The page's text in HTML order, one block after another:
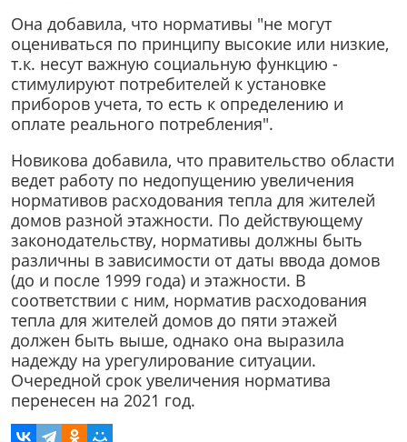
Она добавила, что нормативы "не могут
оцениваться по принципу высокие или низкие,
т.к. несут важную социальную функцию -
стимулируют потребителей к установке
приборов учета, то есть к определению и
оплате реального потребления".
Новикова добавила, что правительство области
ведет работу по недопущению увеличения
нормативов расходования тепла для жителей
домов разной этажности. По действующему
законодательству, нормативы должны быть
различны в зависимости от даты ввода домов
(до и после 1999 года) и этажности. В
соответствии с ним, норматив расходования
тепла для жителей домов до пяти этажей
должен быть выше, однако она выразила
надежду на урегулирование ситуации.
Очередной срок увеличения норматива
перенесен на 2021 год.